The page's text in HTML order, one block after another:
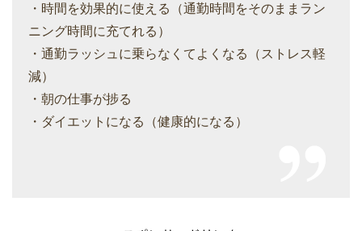
・時間を効果的に使える（通勤時間をそのままラン
ニング時間に充てれる）
・通勤ラッシュに乗らなくてよくなる（ストレス軽
減）
・朝の仕事が捗る
・ダイエットになる（健康的になる）